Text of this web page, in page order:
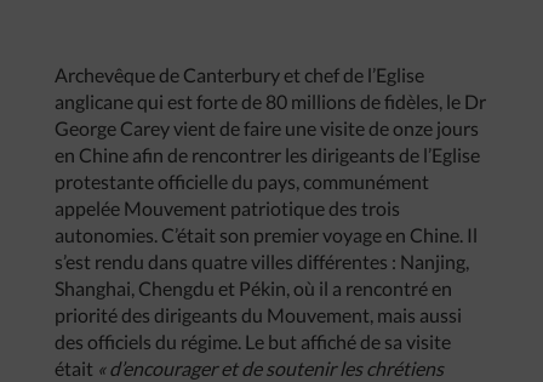
Archevêque de Canterbury et chef de l’Eglise
anglicane qui est forte de 80 millions de fidèles, le Dr
George Carey vient de faire une visite de onze jours
en Chine afin de rencontrer les dirigeants de l’Eglise
protestante officielle du pays, communément
appelée Mouvement patriotique des trois
autonomies. C’était son premier voyage en Chine. Il
s’est rendu dans quatre villes différentes : Nanjing,
Shanghai, Chengdu et Pékin, où il a rencontré en
priorité des dirigeants du Mouvement, mais aussi
des officiels du régime. Le but affiché de sa visite
était « d’encourager et de soutenir les chrétiens